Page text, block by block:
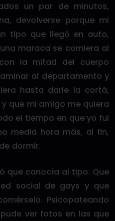
un par de minutos,
devolverse porque mi
tipo que llegó en auto,
maraca se comiera al
la mitad del cuerpo
al departamento y
hasta darle la cortá,
que mi amigo me quiera
el tiempo en que yo fui
media hora más, al fin,
dormir.
que conocía al tipo. Que
social de gays y que
Psicopateando
ver fotos en las que